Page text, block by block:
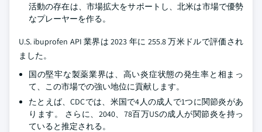
活動の存在は、市場拡大をサポートし、北米は市場で優勢
なプレーヤーを作る。
U.S. ibuprofen API 業界は 2023 年に 255.8 万米ドルで評価され
ました。
国の堅牢な製薬業界は、高い炎症状態の発生率と相まっ
て、この市場での強い地位に貢献します。
たとえば、CDCでは、米国で4人の成人で1つに関節炎があ
ります。 さらに、2040、78百万USの成人が関節炎を持っ
ていると推定される。